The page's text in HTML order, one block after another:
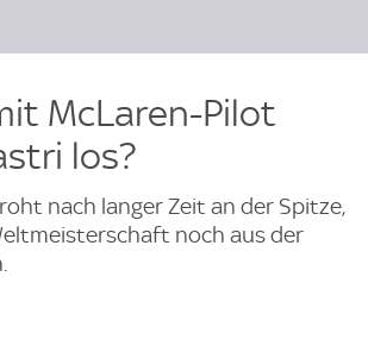
McLaren-Pilot
los?
nach langer Zeit an der Spitze,
noch aus der